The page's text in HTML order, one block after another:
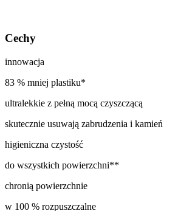
Cechy
innowacja
83 % mniej plastiku*
ultralekkie z pełną mocą czyszczącą
skutecznie usuwają zabrudzenia i kamień
higieniczna czystość
do wszystkich powierzchni**
chronią powierzchnie
w 100 % rozpuszczalne